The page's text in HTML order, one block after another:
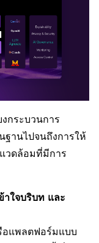
กระบวนการ
านไปจนถึงการให้
วดล้อมที่มีการ
ใจบริบท และ
อแพลตฟอร์มแบบ